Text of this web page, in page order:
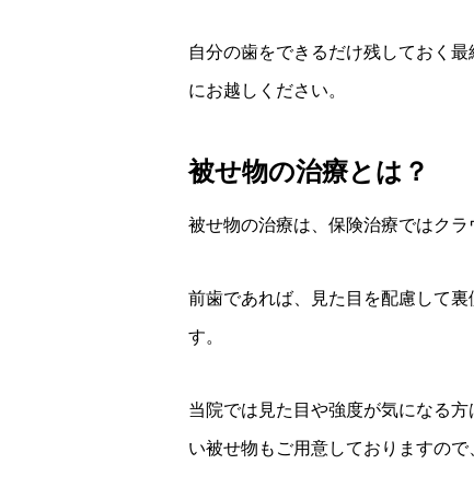
自分の歯をできるだけ残しておく
にお越しください。
被せ物の治療とは？
被せ物の治療は、保険治療ではク
前歯であれば、見た目を配慮して
す。
当院では見た目や強度が気になる
い被せ物もご用意しておりますので